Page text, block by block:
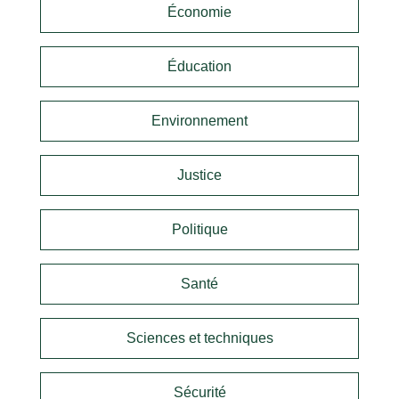
Économie
Éducation
Environnement
Justice
Politique
Santé
Sciences et techniques
Sécurité